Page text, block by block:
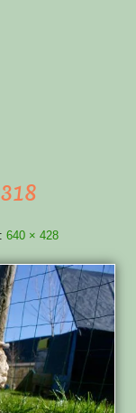
640 × 428